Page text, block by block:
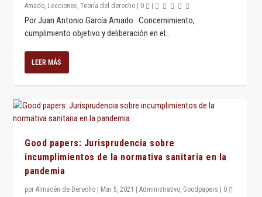
Amado, Lecciones,Teoría del derecho 0
Por Juan Antonio García Amado Concernimiento,
cumplimiento objetivo y deliberación en el...
LEER MÁS
Good papers: Jurisprudencia sobre
incumplimientos de la normativa sanitaria en la
pandemia
porAlmacén de Derecho Mar 5, 2021 |Administrativo, Goodpapers
0